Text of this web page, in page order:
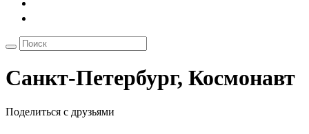
Санкт-Петербург, Космонавт
Поделиться с друзьями